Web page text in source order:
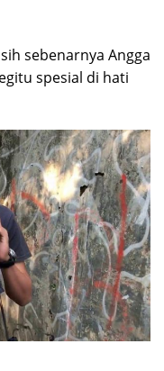
sebenarnya Angga
spesial di hati